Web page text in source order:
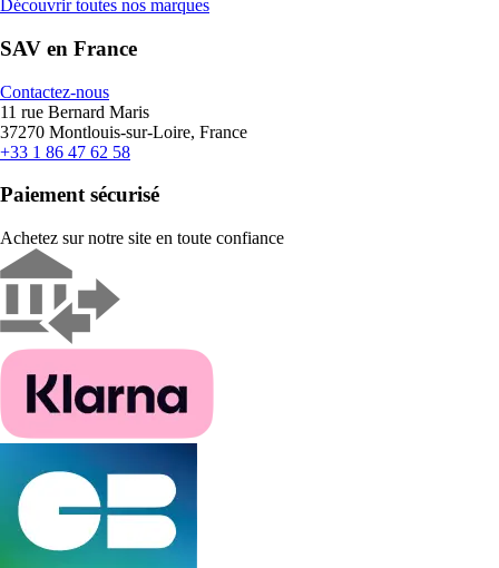
Découvrir toutes nos marques
SAV en France
Contactez-nous
11 rue Bernard Maris
37270 Montlouis-sur-Loire, France
+33 1 86 47 62 58
Paiement sécurisé
Achetez sur notre site en toute confiance